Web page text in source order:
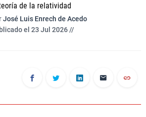
de la relatividad
José Luis Enrech de Acedo
el 23 Jul 2026 //